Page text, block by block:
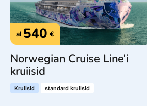
al 540 €
Norwegian Cruise Line’i
kruiisid
Kruiisid standard kruiisid